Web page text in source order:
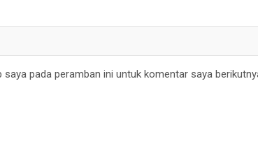
pada peramban ini untuk komentar saya